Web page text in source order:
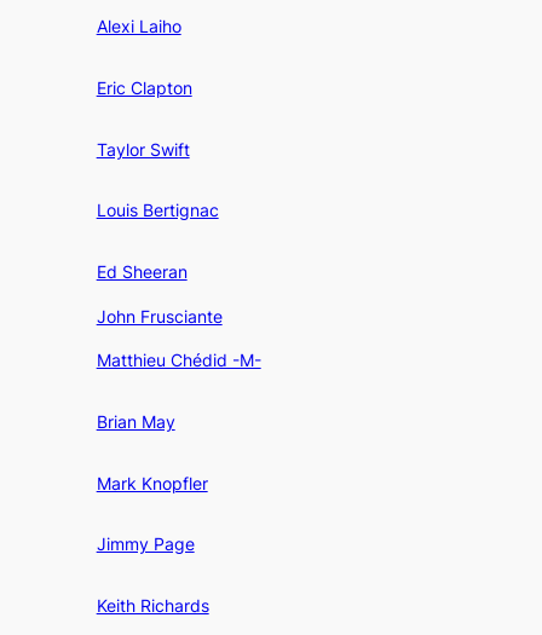
Alexi Laiho
Eric Clapton
Taylor Swift
Louis Bertignac
Ed Sheeran
John Frusciante
Matthieu Chédid -M-
Brian May
Mark Knopfler
Jimmy Page
Keith Richards